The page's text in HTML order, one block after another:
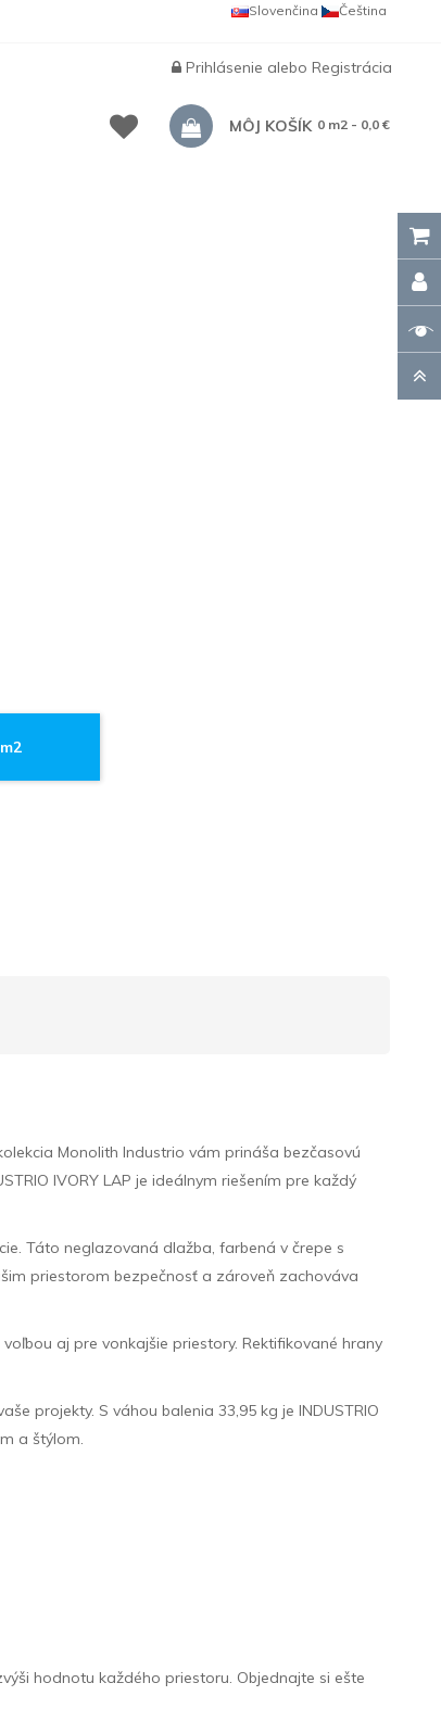
Čeština
Slovenčina
Prihlásenie alebo Registrácia
MÔJ KOŠÍK 0 m2 - 0,0 €
Monolith Industrio vám prináša bezčasovú
IVORY LAP je ideálnym riešením pre každý
Táto neglazovaná dlažba, farbená v črepe s
priestorom bezpečnosť a zároveň zachováva
aj pre vonkajšie priestory. Rektifikované hrany
projekty. S váhou balenia 33,95 kg je INDUSTRIO
a štýlom.
hodnotu každého priestoru. Objednajte si ešte